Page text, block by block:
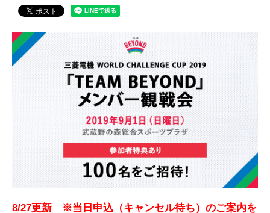
8/27更新 ※当日申込（キャンセル待ち）のご案内を